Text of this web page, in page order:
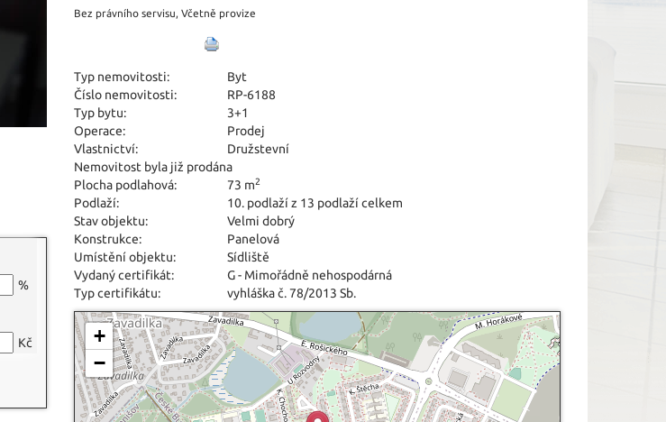
%
Kč
Bez právního servisu, Včetně provize
Typ nemovitosti:
Byt
Číslo nemovitosti:
RP-6188
Typ bytu:
3+1
Operace:
Prodej
Vlastnictví:
Družstevní
Nemovitost byla již prodána
Plocha podlahová:
73 m2
Podlaží:
10. podlaží z 13 podlaží celkem
Stav objektu:
Velmi dobrý
Konstrukce:
Panelová
Umístění objektu:
Sídliště
Vydaný certifikát:
G - Mimořádně nehospodárná
Typ certifikátu:
vyhláška č. 78/2013 Sb.
+
−